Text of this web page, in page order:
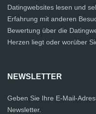
Datingwebsites lesen und
Erfahrung mit anderen
Bewertung über die
Herzen liegt oder worüber
NEWSLETTER
Geben Sie Ihre E-Mail-
Newsletter.